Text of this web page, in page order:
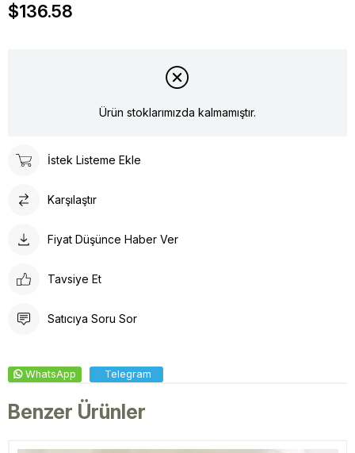
$136.58
Ürün stoklarımızda kalmamıştır.
İstek Listeme Ekle
Karşılaştır
Fiyat Düşünce Haber Ver
Tavsiye Et
Satıcıya Soru Sor
WhatsApp Telegram
Benzer Ürünler